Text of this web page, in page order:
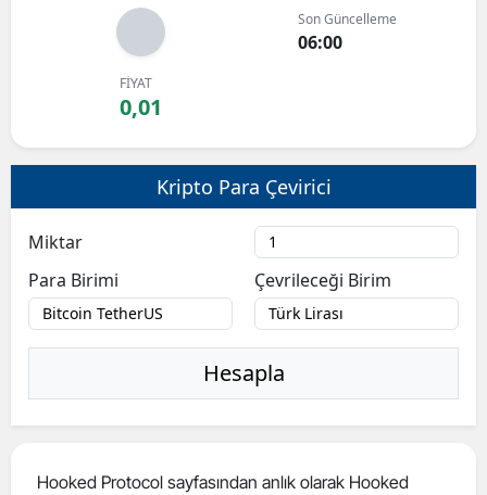
Bilecik
Burdur
Bursa
Çanakkale
Çankırı
Çorum
Denizli
Son Güncelleme
06:00
FİYAT
0,01
Kripto Para Çevirici
Miktar
Para Birimi
Çevrileceği Birim
Hesapla
Hooked Protocol sayfasından anlık olarak Hooked